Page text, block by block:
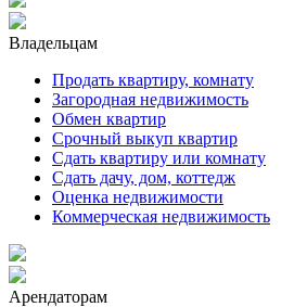
Владельцам
Продать квартиру, комнату
Загородная недвижимость
Обмен квартир
Срочный выкуп квартир
Сдать квартиру или комнату
Сдать дачу, дом, коттедж
Оценка недвижимости
Коммерческая недвижимость
Арендаторам